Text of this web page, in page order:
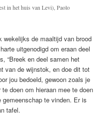
in het huis van Levi), Paolo
wekelijks de maaltijd van brood
uitgenodigd om eraan deel
“Breek en deel samen het
van de wijnstok, en doe dit tot
jou bedoeld, gewoon zoals je
doen om hieraan mee te doen
te vinden. Er is
tafel.